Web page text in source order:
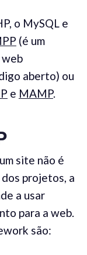
o MySQL e
(é um
aberto) ou
e MAMP.
site não é
projetos, a
a usar
para a web.
são: